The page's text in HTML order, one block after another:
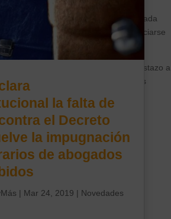
decir que no lo están poniendo nada
a ser muchos los que puedan beneficiarse
a ello, es sugiero que le eches un vistazo a
tengas muchas cláusulas
en cuanto abran los Juzgados.
la falta de
el Decreto
la impugnación
de abogados
| Mar 24, 2019 | Novedades